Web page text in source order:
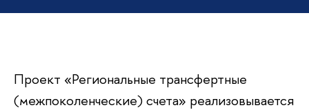
Проект «Региональные трансфертные
(межпоколенческие) счета» реализовывается